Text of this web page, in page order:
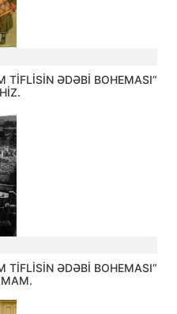
TİFLİSİN ƏDƏBİ BOHEMASI”
TİFLİSİN ƏDƏBİ BOHEMASI”